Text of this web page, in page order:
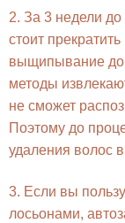
2. За 3 недели
стоит
выщипывание
методы
не сможет
Поэтому до
удаления волос
3. Если вы
лосьонами,